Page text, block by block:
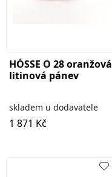
HÓSSE O 28 oranžová
litinová pánev
skladem u dodavatele
1 871 Kč